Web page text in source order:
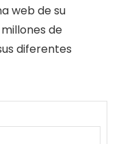
web de su
de
diferentes